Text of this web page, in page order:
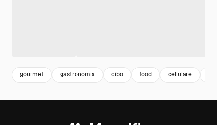
gourmet gastronomia cibo food cellulare